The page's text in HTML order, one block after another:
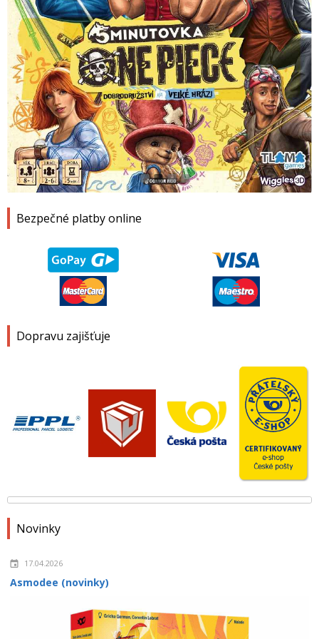
Bezpečné platby online
Dopravu zajišťuje
Novinky
17.04.2026
Asmodee (novinky)